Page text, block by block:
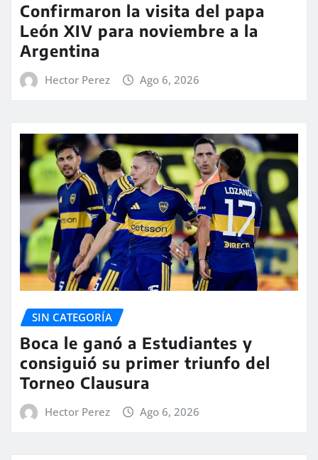
Confirmaron la visita del papa
León XIV para noviembre a la
Argentina
Hector Perez Ago 6, 2026
SIN CATEGORÍA
Boca le ganó a Estudiantes y
consiguió su primer triunfo del
Torneo Clausura
Hector Perez Ago 6, 2026